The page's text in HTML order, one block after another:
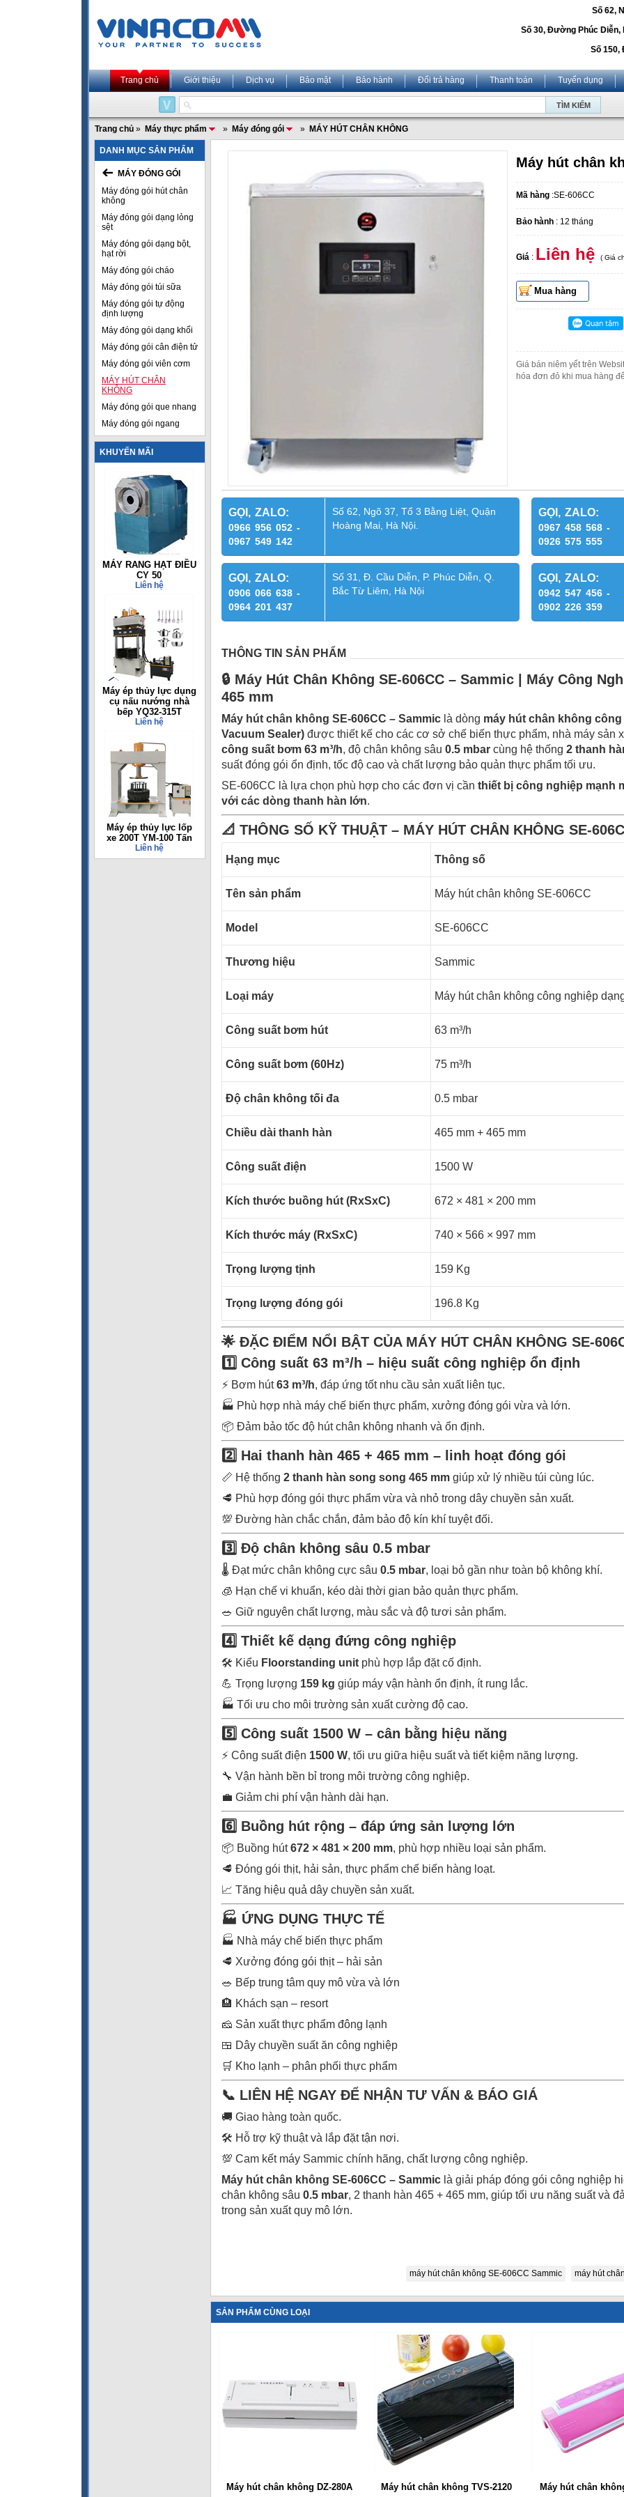
Số 62,
Số 30, Đường Phúc Diễn,
Số 150,
Trang chủ Giới thiệu Dịch vụ Bảo mật Bảo hành Đổi trả hàng Thanh toán Tuyển dụng
Trang chủ » Máy thực phẩm » Máy đóng gói » MÁY HÚT CHÂN KHÔNG
DANH MỤC SẢN PHẨM
MÁY ĐÓNG GÓI
Máy đóng gói hút chân
không
Máy đóng gói dạng lỏng
sệt
Máy đóng gói dạng bột,
hạt rời
Máy đóng gói cháo
Máy đóng gói túi sữa
Máy đóng gói tự động
định lượng
Máy đóng gói dạng khối
Máy đóng gói cân điện tử
Máy đóng gói viên cơm
MÁY HÚT CHÂN
KHÔNG
Máy đóng gói que nhang
Máy đóng gói ngang
KHUYẾN MÃI
MÁY RANG HẠT ĐIỀU
CY 50
Liên hệ
Máy ép thủy lực dụng
cụ nấu nướng nhà
bếp YQ32-315T
Liên hệ
Máy ép thủy lực lốp
xe 200T YM-100 Tấn
Liên hệ
Máy hút chân
Mã hàng :SE-606CC
Bảo hành : 12 tháng
Giá : Liên hệ ( Giá
Mua hàng
Giá bán niêm yết trên
hóa đơn đỏ khi mua hàng
GỌI, ZALO:
0966 956 052 -
0967 549 142
Số 62, Ngõ 37, Tổ 3 Bằng Liệt, Quận
Hoàng Mai, Hà Nội.
GỌI, ZALO:
0967 458 568 -
0926 575 555
GỌI, ZALO:
0906 066 638 -
0964 201 437
Số 31, Đ. Cầu Diễn, P. Phúc Diễn, Q.
Bắc Từ Liêm, Hà Nội
GỌI, ZALO:
0942 547 456 -
0902 226 359
THÔNG TIN SẢN PHẨM
🔒 Máy Hút Chân Không SE-606CC – Sammic | Máy Công
465 mm
Máy hút chân không SE-606CC – Sammic là dòng máy hút chân không
Vacuum Sealer) được thiết kế cho các cơ sở chế biến thực phẩm, nhà máy sản
công suất bơm 63 m³/h, độ chân không sâu 0.5 mbar cùng hệ thống 2 thanh
suất đóng gói ổn định, tốc độ cao và chất lượng bảo quản thực phẩm tối ưu.
SE-606CC là lựa chọn phù hợp cho các đơn vị cần thiết bị công nghiệp mạnh
với các dòng thanh hàn lớn.
📐 THÔNG SỐ KỸ THUẬT – MÁY HÚT CHÂN KHÔNG SE-
Hạng mục Thông số
Tên sản phẩm Máy hút chân không SE-606CC
Model SE-606CC
Thương hiệu Sammic
Loại máy Máy hút chân không công nghiệp
Công suất bơm hút 63 m³/h
Công suất bơm (60Hz) 75 m³/h
Độ chân không tối đa 0.5 mbar
Chiều dài thanh hàn 465 mm + 465 mm
Công suất điện 1500 W
Kích thước buồng hút (RxSxC) 672 × 481 × 200 mm
Kích thước máy (RxSxC) 740 × 566 × 997 mm
Trọng lượng tịnh 159 Kg
Trọng lượng đóng gói 196.8 Kg
🌟 ĐẶC ĐIỂM NỔI BẬT CỦA MÁY HÚT CHÂN KHÔNG SE-
1️⃣ Công suất 63 m³/h – hiệu suất công nghiệp ổn định
⚡ Bơm hút63 m³/h, đáp ứng tốt nhu cầu sản xuất liên tục.
🏭 Phù hợp nhà máy chế biến thực phẩm, xưởng đóng gói vừa và lớn.
📦 Đảm bảo tốc độ hút chân không nhanh và ổn định.
2️⃣ Hai thanh hàn 465 + 465 mm – linh hoạt đóng gói
📏 Hệ thống 2 thanh hàn song song 465 mm giúp xử lý nhiều túi cùng lúc.
🥩 Phù hợp đóng gói thực phẩm vừa và nhỏ trong dây chuyền sản xuất.
💯 Đường hàn chắc chắn, đảm bảo độ kín khí tuyệt đối.
3️⃣ Độ chân không sâu 0.5 mbar
🌡️ Đạt mức chân không cực sâu 0.5 mbar, loại bỏ gần như toàn bộ không khí.
🧊 Hạn chế vi khuẩn, kéo dài thời gian bảo quản thực phẩm.
🥗 Giữ nguyên chất lượng, màu sắc và độ tươi sản phẩm.
4️⃣ Thiết kế dạng đứng công nghiệp
🛠️ Kiểu Floorstanding unit phù hợp lắp đặt cố định.
💪 Trọng lượng 159 kg giúp máy vận hành ổn định, ít rung lắc.
🏭 Tối ưu cho môi trường sản xuất cường độ cao.
5️⃣ Công suất 1500 W – cân bằng hiệu năng
⚡ Công suất điện 1500 W, tối ưu giữa hiệu suất và tiết kiệm năng lượng.
🔧 Vận hành bền bỉ trong môi trường công nghiệp.
💼 Giảm chi phí vận hành dài hạn.
6️⃣ Buồng hút rộng – đáp ứng sản lượng lớn
📦 Buồng hút672 × 481 × 200 mm, phù hợp nhiều loại sản phẩm.
🥩 Đóng gói thịt, hải sản, thực phẩm chế biến hàng loạt.
📈 Tăng hiệu quả dây chuyền sản xuất.
🏭 ỨNG DỤNG THỰC TẾ
🏭 Nhà máy chế biến thực phẩm
🥩 Xưởng đóng gói thịt – hải sản
🥗 Bếp trung tâm quy mô vừa và lớn
🏨 Khách sạn – resort
🧀 Sản xuất thực phẩm đông lạnh
🍱 Dây chuyền suất ăn công nghiệp
🛒 Kho lạnh – phân phối thực phẩm
📞 LIÊN HỆ NGAY ĐỂ NHẬN TƯ VẤN & BÁO GIÁ
🚚 Giao hàng toàn quốc.
🛠️ Hỗ trợ kỹ thuật và lắp đặt tận nơi.
💯 Cam kết máy Sammic chính hãng, chất lượng công nghiệp.
Máy hút chân không SE-606CC – Sammic là giải pháp đóng gói công nghiệp
chân không sâu 0.5 mbar, 2 thanh hàn 465 + 465 mm, giúp tối ưu năng suất và
trong sản xuất quy mô lớn.
máy hút chân không SE-606CC Sammic máy hút
SẢN PHẨM CÙNG LOẠI
Máy hút chân không DZ-280A Máy hút chân không TVS-2120 Máy hút chân